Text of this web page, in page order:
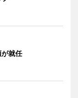
就任